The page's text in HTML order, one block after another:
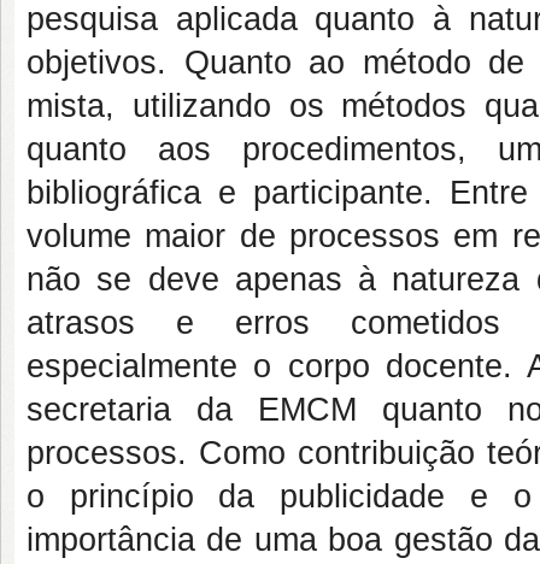
pesquisa aplicada quanto à
objetivos. Quanto ao método
mista, utilizando os métodos
quanto aos procedimentos,
bibliográfica e participante.
volume maior de processos em
não se deve apenas à natureza
atrasos e erros cometidos
especialmente o corpo docente.
secretaria da EMCM quanto
processos. Como contribuição
o princípio da publicidade e
importância de uma boa gestão